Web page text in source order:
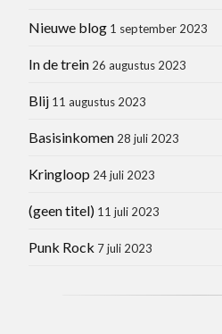
Nieuwe blog 1 september 2023
In de trein 26 augustus 2023
Blij 11 augustus 2023
Basisinkomen 28 juli 2023
Kringloop 24 juli 2023
(geen titel) 11 juli 2023
Punk Rock 7 juli 2023